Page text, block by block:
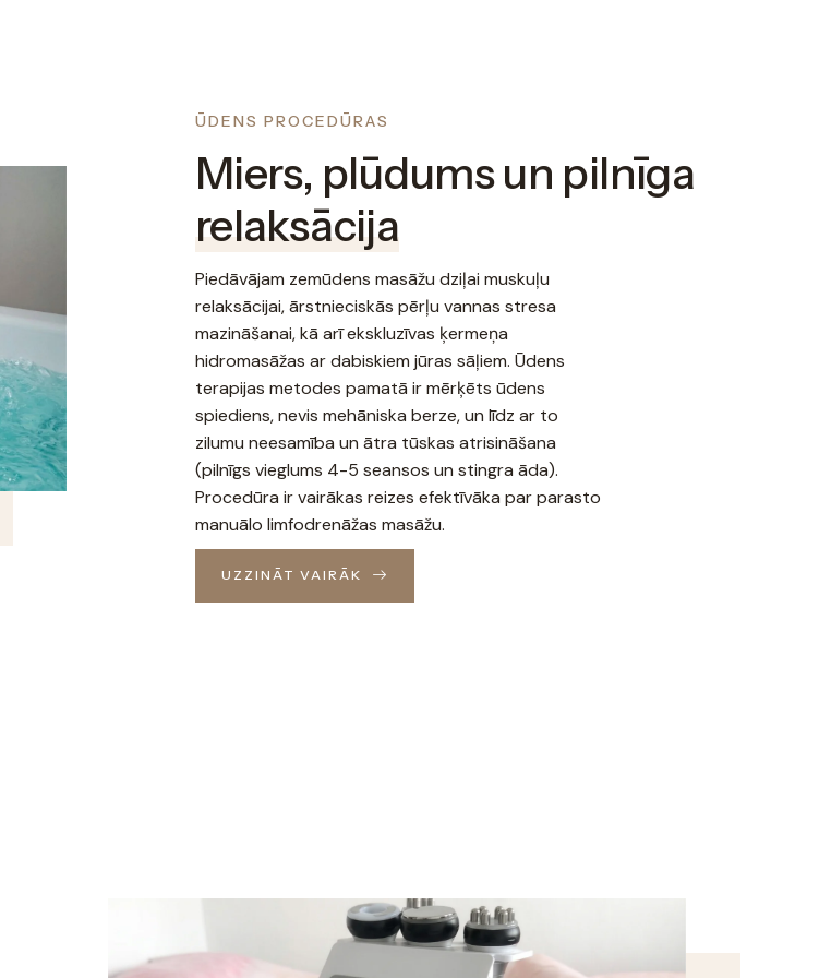
ŪDENS PROCEDŪRAS
Miers, plūdums un pilnīga
relaksācija
Piedāvājam zemūdens masāžu dziļai muskuļu
relaksācijai, ārstnieciskās pērļu vannas stresa
mazināšanai, kā arī ekskluzīvas ķermeņa
hidromasāžas ar dabiskiem jūras sāļiem. Ūdens
terapijas metodes pamatā ir mērķēts ūdens
spiediens, nevis mehāniska berze, un līdz ar to
zilumu neesamība un ātra tūskas atrisināšana
(pilnīgs vieglums 4-5 seansos un stingra āda).
Procedūra ir vairākas reizes efektīvāka par parasto
manuālo limfodrenāžas masāžu.
UZZINĀT VAIRĀK